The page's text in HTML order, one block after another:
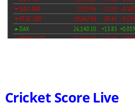
Cricket Score Live